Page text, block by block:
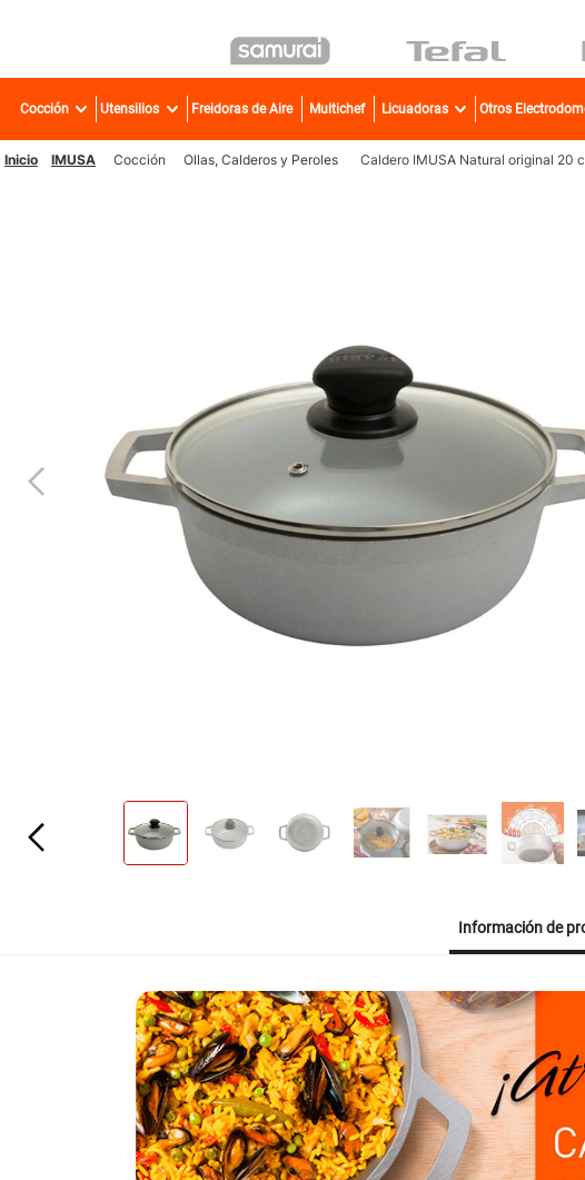
Cocción Utensilios Freidoras de Aire Multichef Licuadoras Otros
IMUSA Cocción Ollas, Calderos y Peroles Caldero IMUSA Natural original 20
Información de
1
sartenes
2.
bateria
8.
acero